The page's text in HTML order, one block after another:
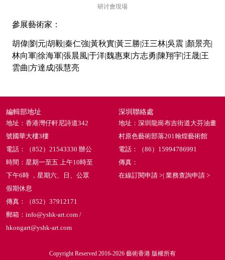
研讨會現場
參展藝術家：
胡偉|劉元|胡毅|秦仁強|黃秋實|黃三勝|汪三林|吳震 |顏景亮|
林向軍|徐海軍|張晨風|于洋|魏惠東|方志勇|陳翔宇|汪晟|王
雲曲|方達成|張慧亮
編輯部地址
地址：香港灣仔軒尼詩道342
號國華大樓3樓
電話：（852）21543330 辦公
時間：星期一至五 上午10時至
下午6時 ，星期六、日、公眾
假期休息
傳真：（852）37912171
郵箱：info@yshk-art.com /
hkongart@yshk-art.com
深圳聯絡處
地址：深圳龍崗布吉街道大芬油畫
村原色藝術部落201翰煌藝術館
電話：（86）15994786991
傳真：
在線訂閱申請 >| 業務查詢申請 >
Copyright Reserved 2016-2026 藝術香港 版權所有